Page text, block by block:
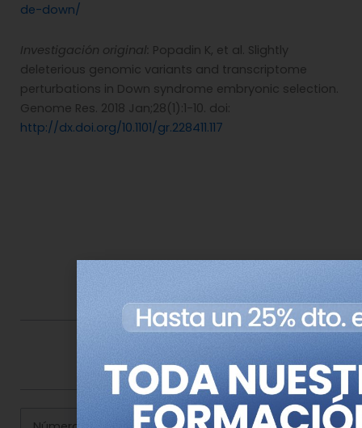
de-down/
Investigación original: Popadin K, et al. Slightly
deleterious genomic variants and transcriptome
perturbations in Down syndrome embryonic selection.
Genome Res. 2018 Jan;28(1):1-10. doi:
http://dx.doi.org/10.1101/gr.228411.117
Comparte esta noticia en tus redes